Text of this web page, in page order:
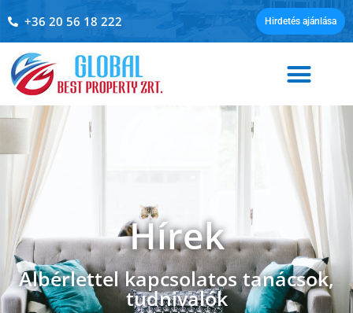
+36 20 56 18 222 Hirdetés ajánlása
Hírek
Albérlettel kapcsolatos tanácsok,
tudnivalók